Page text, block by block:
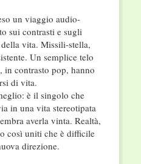
un viaggio audio-
sui contrasti e sugli
vita. Missili-stella,
Un semplice telo
contrasto pop, hanno
di vita.
è il singolo che
in una vita stereotipata
averla vinta. Realtà,
così uniti che è difficile
direzione.